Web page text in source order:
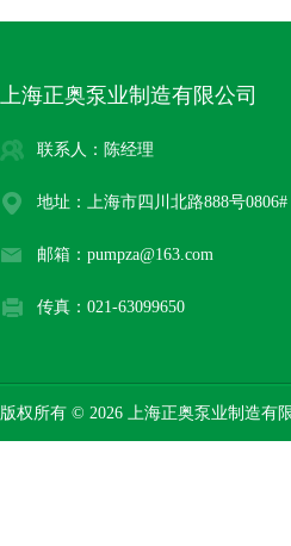
上海正奥泵业制造有限公司
联系人：陈经理
地址：上海市四川北路888号0806#
邮箱：pumpza@163.com
传真：021-63099650
版权所有 © 2026 上海正奥泵业制造有